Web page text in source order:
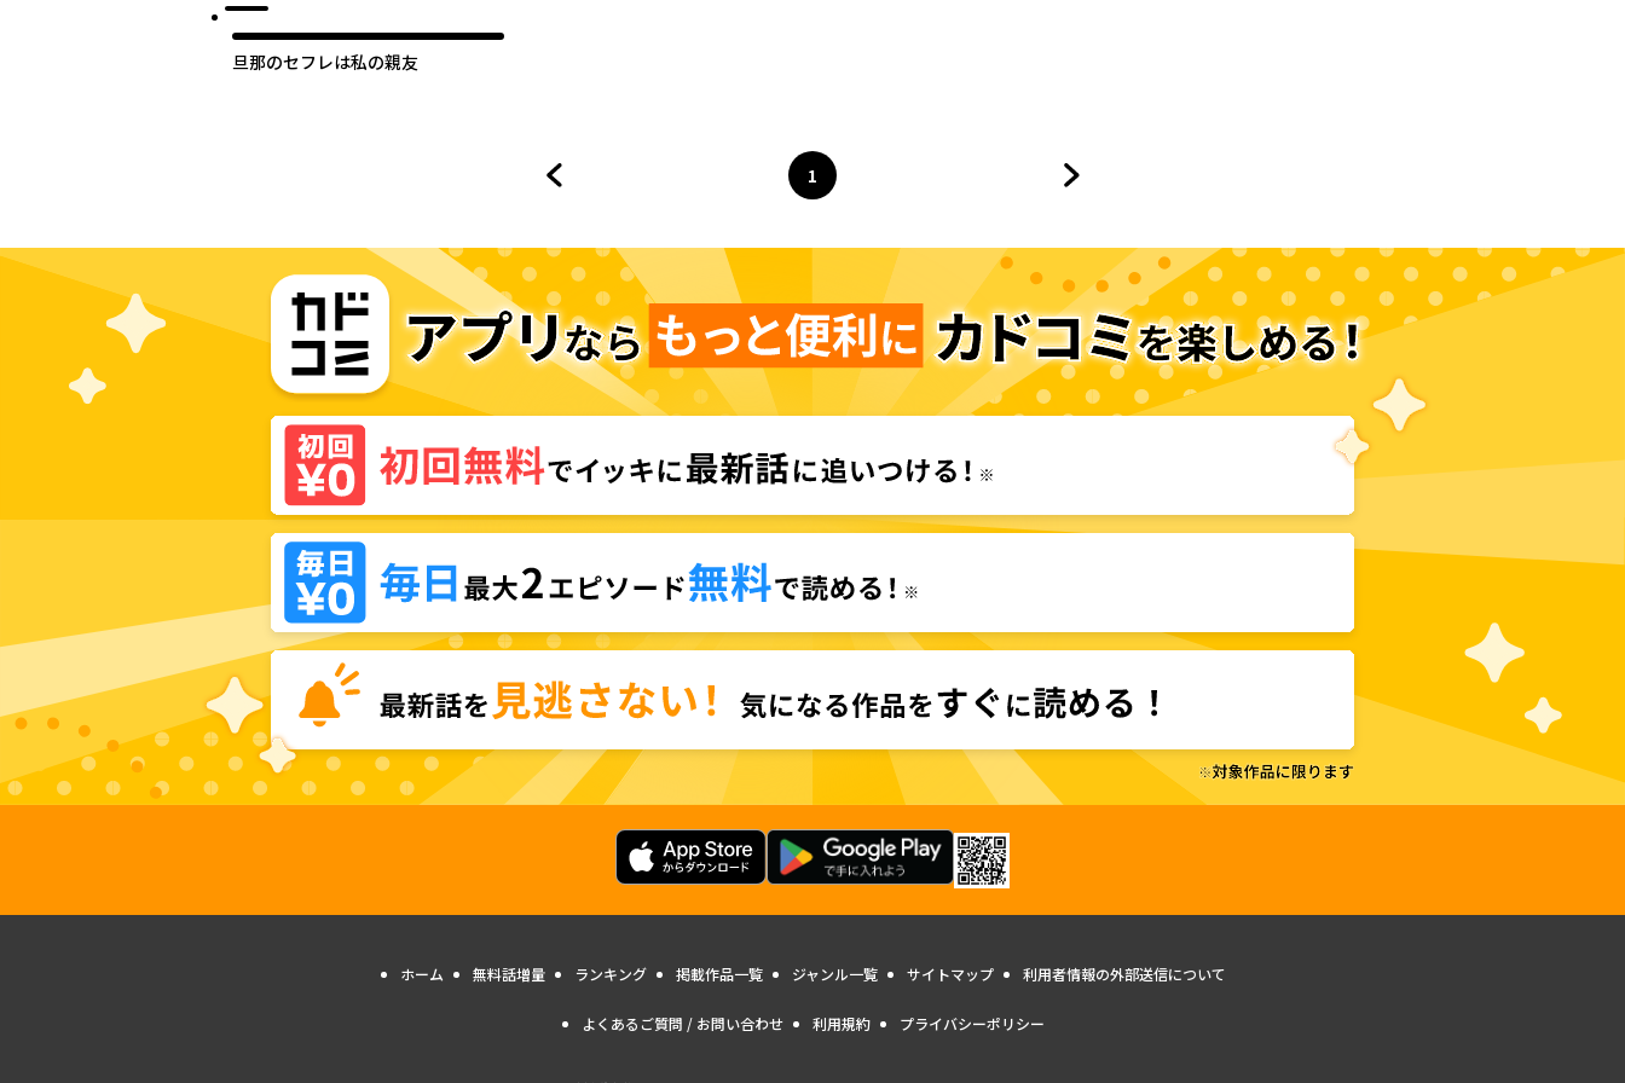
旦那のセフレは私の親友
ページ
1
へ
ホーム 無料話増量 ランキング 掲載作品一覧 ジャンル一覧 サイトマップ 利用者情報の外部送信について
よくあるご質問 / お問い合わせ 利用規約 プライバシーポリシー